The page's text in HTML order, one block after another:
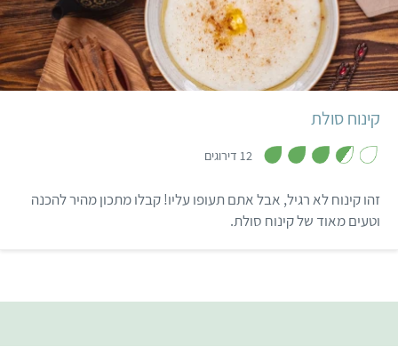
קל
קינוח סולת
12 דירוגים
ת
זהו קינוח לא רגיל, אבל אתם תעופו עליו! קבלו מתכון מהיר להכנה
וטעים מאוד של קינוח סולת.